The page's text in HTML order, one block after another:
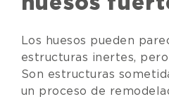
Los huesos pueden
estructuras inertes,
Son estructuras
un proceso de